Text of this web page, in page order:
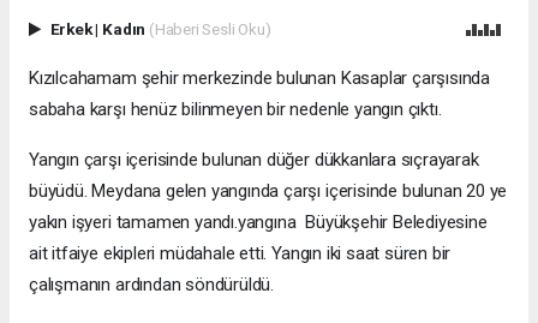
Erkek| Kadın (Haberi Sesli Oku)
Kızılcahamam şehir merkezinde bulunan Kasaplar çarşısında
sabaha karşı henüz bilinmeyen bir nedenle yangın çıktı.
Yangın çarşı içerisinde bulunan düğer dükkanlara sıçrayarak
büyüdü. Meydana gelen yangında çarşı içerisinde bulunan 20 ye
yakın işyeri tamamen yandı.yangına Büyükşehir Belediyesine
ait itfaiye ekipleri müdahale etti. Yangın iki saat süren bir
çalışmanın ardından söndürüldü.